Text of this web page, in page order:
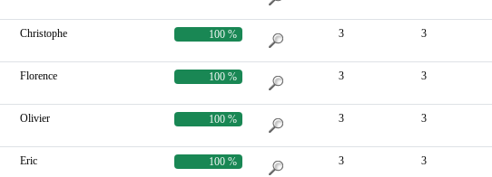
Christophe 100 % 3 3
Florence 100 % 3 3
Olivier 100 % 3 3
Eric 100 % 3 3